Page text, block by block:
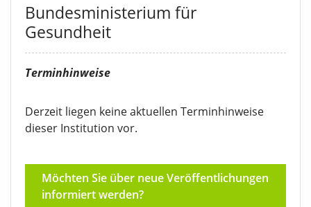
Bundesministerium für
Gesundheit
Terminhinweise
Derzeit liegen keine aktuellen Terminhinweise
dieser Institution vor.
Möchten Sie über neue Veröffentlichungen
informiert werden?